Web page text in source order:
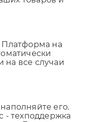
на
все случаи
его.
- техподдержка
7 дней в